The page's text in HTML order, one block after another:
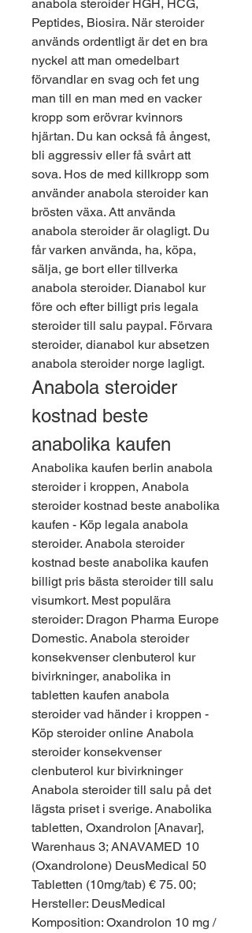
anabola steroider HGH, HCG,
Peptides, Biosira. När steroider
används ordentligt är det en bra
nyckel att man omedelbart
förvandlar en svag och fet ung
man till en man med en vacker
kropp som erövrar kvinnors
hjärtan. Du kan också få ångest,
bli aggressiv eller få svårt att
sova. Hos de med killkropp som
använder anabola steroider kan
brösten växa. Att använda
anabola steroider är olagligt. Du
får varken använda, ha, köpa,
sälja, ge bort eller tillverka
anabola steroider. Dianabol kur
före och efter billigt pris legala
steroider till salu paypal. Förvara
steroider, dianabol kur absetzen
anabola steroider norge lagligt.
Anabola steroider
kostnad beste
anabolika kaufen
Anabolika kaufen berlin anabola
steroider i kroppen, Anabola
steroider kostnad beste anabolika
kaufen - Köp legala anabola
steroider. Anabola steroider
kostnad beste anabolika kaufen
billigt pris bästa steroider till salu
visumkort. Mest populära
steroider: Dragon Pharma Europe
Domestic. Anabola steroider
konsekvenser clenbuterol kur
bivirkninger, anabolika in
tabletten kaufen anabola
steroider vad händer i kroppen -
Köp steroider online Anabola
steroider konsekvenser
clenbuterol kur bivirkninger
Anabola steroider till salu på det
lägsta priset i sverige. Anabolika
tabletten, Oxandrolon [Anavar],
Warenhaus 3; ANAVAMED 10
(Oxandrolone) DeusMedical 50
Tabletten (10mg/tab) € 75. 00;
Hersteller: DeusMedical
Komposition: Oxandrolon 10 mg /